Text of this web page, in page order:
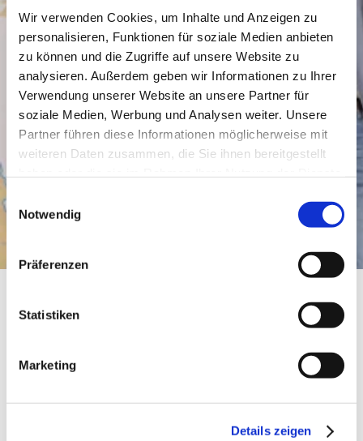
Wir verwenden Cookies, um Inhalte und Anzeigen zu
personalisieren, Funktionen für soziale Medien anbieten
zu können und die Zugriffe auf unsere Website zu
analysieren. Außerdem geben wir Informationen zu Ihrer
Verwendung unserer Website an unsere Partner für
soziale Medien, Werbung und Analysen weiter. Unsere
Partner führen diese Informationen möglicherweise mit
weiteren Daten zusammen, die Sie ihnen bereitgestellt
Einwilligungsauswahl
Notwendig
Präferenzen
Statistiken
Marketing
Details zeigen
Weingut Bungert-Mauer